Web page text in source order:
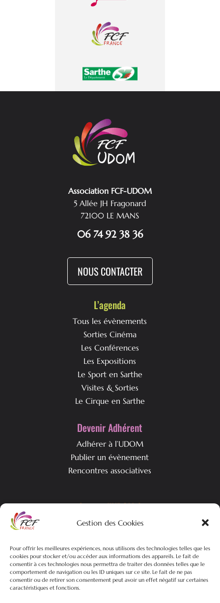
Gestion des Cookies
Pour offrir les meilleures expériences, nous utilisons des technologies telles que les
cookies pour stocker et/ou accéder aux informations des appareils. Le fait de
consentir à ces technologies nous permettra de traiter des données telles que le
comportement de navigation ou les ID uniques sur ce site. Le fait de ne pas
consentir ou de retirer son consentement peut avoir un effet négatif sur certaines
caractéristiques et fonctions.
Association FCF-UDOM
5 Allée JH Fragonard
72100 LE MANS
06 74 92 38 36
NOUS CONTACTER
L’agenda
Tous les évènements
Sorties Cinéma
Les Conférences
Les Expositions
Le Sport en Sarthe
Visites & Sorties
Le Cirque en Sarthe
Devenir Adhérent
Adhérer à l’UDOM
Publier un évènement
Rencontres associatives
Qui est l’UDOM ?
L’association & ses objectifs
Nos actualités
©2026 FCF-UDOM – Tous droits réservés | Plan du site |